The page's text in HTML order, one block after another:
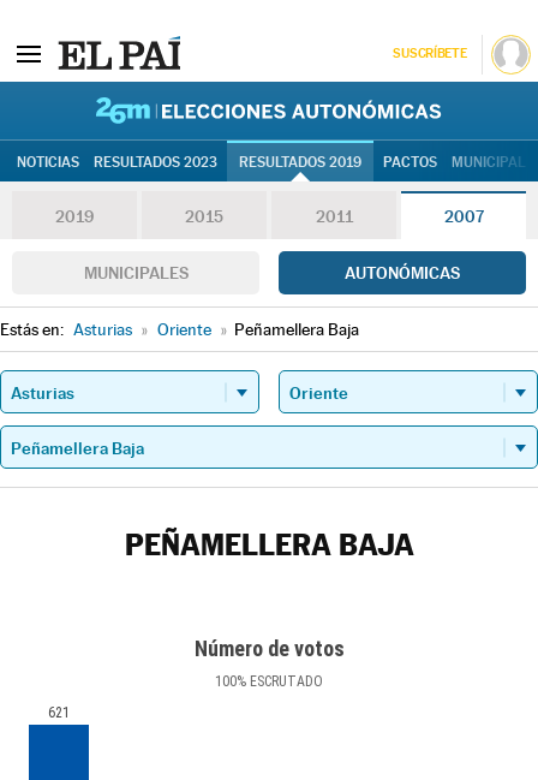
SUSCRÍBETE
NOTICIAS RESULTADOS 2023 RESULTADOS 2019 PACTOS
2019 2015 2011 2007
MUNICIPALES AUTONÓMICAS
Estás en: Asturias » Oriente » Peñamellera Baja
PEÑAMELLERA BAJA
Número de votos
100% ESCRUTADO
621